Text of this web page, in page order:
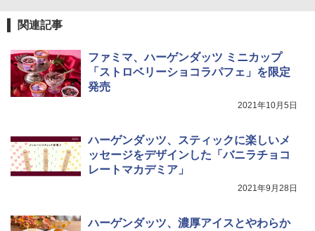
関連記事
ファミマ、ハーゲンダッツ ミニカップ
「ストロベリーショコラパフェ」を限定
発売
2021年10月5日
ハーゲンダッツ、スティックに楽しいメ
ッセージをデザインした「バニラチョコ
レートマカデミア」
2021年9月28日
ハーゲンダッツ、濃厚アイスとやわらか